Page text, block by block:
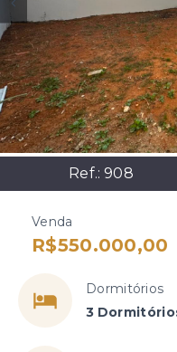
Ref.:908
Venda
R$550.000,00
Dormitórios
3